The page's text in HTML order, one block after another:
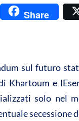
E
Share
sul futuro
Khartoum e
solo nel